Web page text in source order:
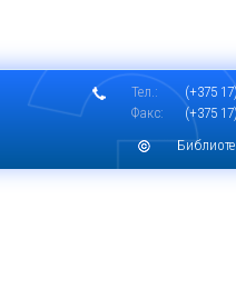
Тел.:
(+375
Факс:
(+375